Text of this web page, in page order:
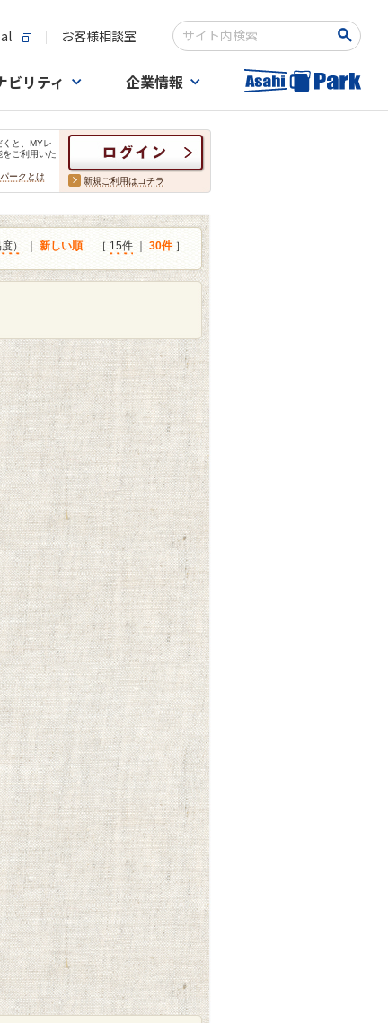
お客様相談室
検索キーワード入力
ビリティ 企業情報
と、MYレ
ご利用いた
ークとは 新規ご利用はコチラ
） 新しい順 ［ 15件 30件 ］